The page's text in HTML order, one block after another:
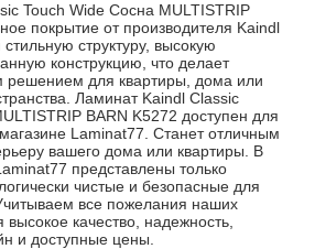
Touch Wide Сосна MULTISTRIP
покрытие от производителя Kaindl
структуру, высокую
конструкцию, что делает
решением для квартиры, дома или
Ламинат Kaindl Classic
BARN K5272 доступен для
Laminat77. Станет отличным
вашего дома или квартиры. В
представлены только
чистые и безопасные для
все пожелания наших
высокое качество, надежность,
и доступные цены.